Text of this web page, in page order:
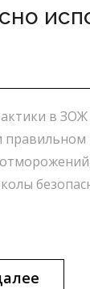
в
правильном